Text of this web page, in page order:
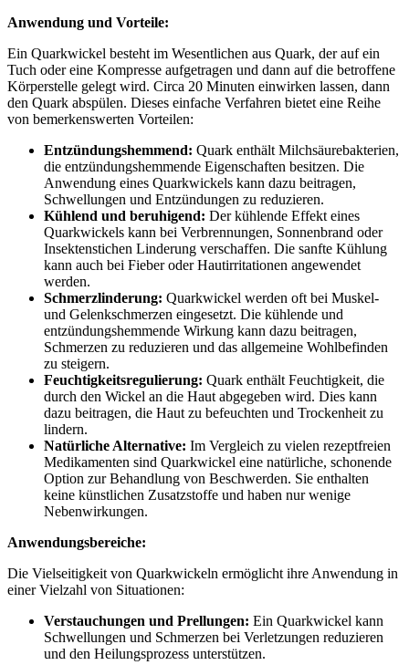
Anwendung und Vorteile:
Ein Quarkwickel besteht im Wesentlichen aus Quark, der auf ein
Tuch oder eine Kompresse aufgetragen und dann auf die betroffene
Körperstelle gelegt wird. Circa 20 Minuten einwirken lassen, dann
den Quark abspülen. Dieses einfache Verfahren bietet eine Reihe
von bemerkenswerten Vorteilen:
Entzündungshemmend: Quark enthält Milchsäurebakterien,
die entzündungshemmende Eigenschaften besitzen. Die
Anwendung eines Quarkwickels kann dazu beitragen,
Schwellungen und Entzündungen zu reduzieren.
Kühlend und beruhigend: Der kühlende Effekt eines
Quarkwickels kann bei Verbrennungen, Sonnenbrand oder
Insektenstichen Linderung verschaffen. Die sanfte Kühlung
kann auch bei Fieber oder Hautirritationen angewendet
werden.
Schmerzlinderung: Quarkwickel werden oft bei Muskel-
und Gelenkschmerzen eingesetzt. Die kühlende und
entzündungshemmende Wirkung kann dazu beitragen,
Schmerzen zu reduzieren und das allgemeine Wohlbefinden
zu steigern.
Feuchtigkeitsregulierung: Quark enthält Feuchtigkeit, die
durch den Wickel an die Haut abgegeben wird. Dies kann
dazu beitragen, die Haut zu befeuchten und Trockenheit zu
lindern.
Natürliche Alternative: Im Vergleich zu vielen rezeptfreien
Medikamenten sind Quarkwickel eine natürliche, schonende
Option zur Behandlung von Beschwerden. Sie enthalten
keine künstlichen Zusatzstoffe und haben nur wenige
Nebenwirkungen.
Anwendungsbereiche:
Die Vielseitigkeit von Quarkwickeln ermöglicht ihre Anwendung in
einer Vielzahl von Situationen:
Verstauchungen und Prellungen: Ein Quarkwickel kann
Schwellungen und Schmerzen bei Verletzungen reduzieren
und den Heilungsprozess unterstützen.